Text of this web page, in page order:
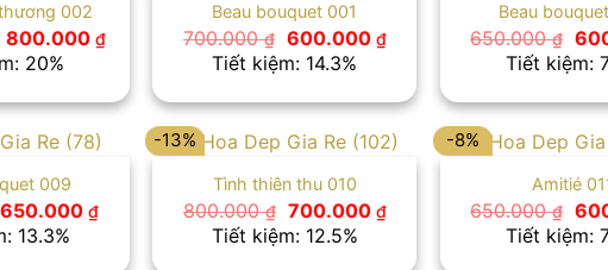
002
Giá
gốc
là:
800.000 ₫Giá
hiện
là:
800.000 ₫.
20%
Beau bouquet 001
700.000₫ Giá
gốc
là:
600.000 ₫Giá
hiện
600.000 ₫.
Tiết kiệm: 14.3%
Beau
650.000₫ Giá
gốc
là:
Tiết kiệm:
009
Giá
650.000 ₫Giá
hiện
13.3%
-13%
Tình thiên thu 010
800.000₫ Giá
gốc
là:
700.000 ₫Giá
hiện
Tiết kiệm: 12.5%
-8%
Amitié
650.000₫ Giá
gốc
là:
Tiết kiệm: